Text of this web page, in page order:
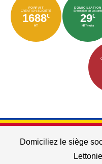
FORFAIT
CRÉATION SOCIÉTÉ
1688€
HT
DOMICILIATION
Entreprise en Lettonie
29€
HT/mois
Domiciliez le siège